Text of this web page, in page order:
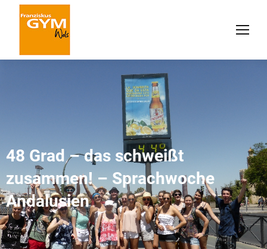
48 Grad – das schweißt
zusammen! – Sprachwoche
Andalusien